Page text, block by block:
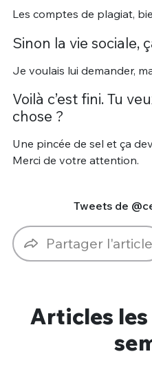
Les comptes de plagiat,
Sinon la vie sociale,
Je voulais lui demander,
Voilà c’est fini. Tu
chose ?
Une pincée de sel et ça
Merci de votre attention.
Tweets de
Partager l'article
Articles les